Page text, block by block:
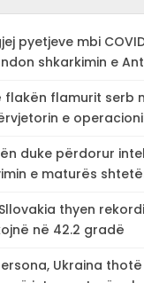
pyetjeve mbi
shkarkimin e
flakën flamurit serb
e
duke përdorur
e maturës
thyen
në 42.2 gradë
Ukraina